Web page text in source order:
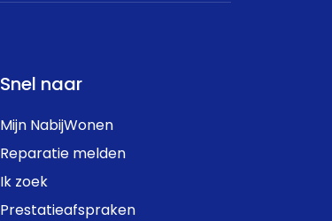
Snel naar
Mijn NabijWonen
Reparatie melden
Ik zoek
Prestatieafspraken